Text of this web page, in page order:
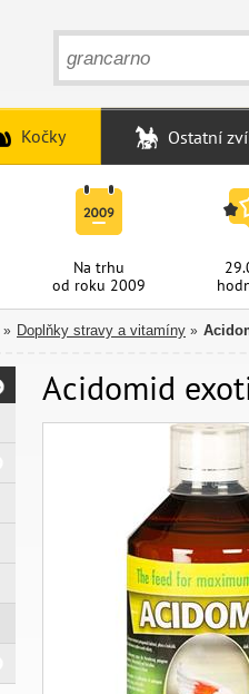
Kočky Ostatní
Na trhu
od roku 2009
» Doplňky stravy a vitamíny »
Acidomid